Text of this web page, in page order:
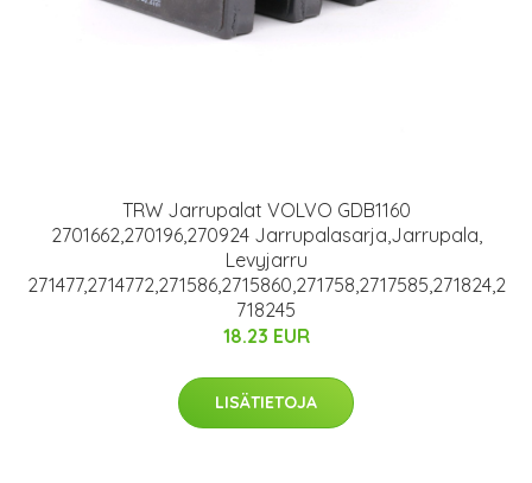
TRW Jarrupalat VOLVO GDB1160
2701662,270196,270924 Jarrupalasarja,Jarrupala,
Levyjarru
271477,2714772,271586,2715860,271758,2717585,271824,2
718245
18.23 EUR
LISÄTIETOJA